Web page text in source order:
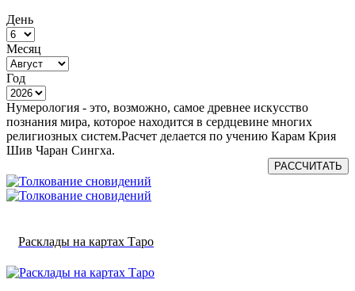
День
Месяц
Год
Нумерология - это, возможно, самое древнее искусство
познания мира, которое находится в сердцевине многих
религиозных систем.Расчет делается по учению Карам Крия
Шив Чаран Сингха.
РАССЧИТАТЬ
Расклады на картах Таро